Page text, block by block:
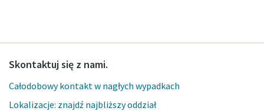
Skontaktuj się z nami.
Całodobowy kontakt w nagłych wypadkach
Lokalizacje: znajdź najbliższy oddział